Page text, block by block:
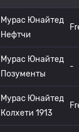
Мурас Юнайтед
Нефтчи
Мурас Юнайтед
Позументы
-
Мурас Юнайтед
Колхети 1913